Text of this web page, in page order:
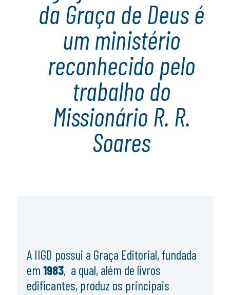
da Graça de Deus é
um ministério
reconhecido pelo
trabalho do
Missionário R. R.
Soares
A IIGD possui a Graça Editorial, fundada
em1983, a qual, além de livros
edificantes, produz os principais